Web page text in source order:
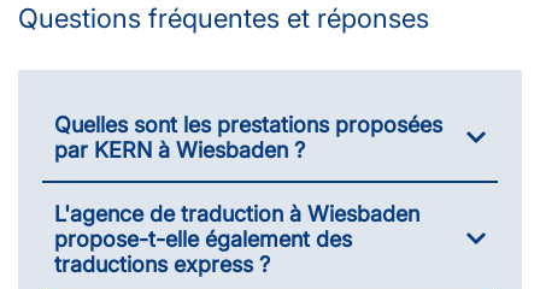
Questions fréquentes et réponses
Quelles sont les prestations proposées
par KERN à Wiesbaden ?
L'agence de traduction à Wiesbaden
propose-t-elle également des
traductions express ?